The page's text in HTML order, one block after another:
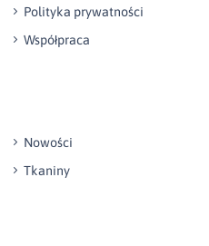
Polityka prywatności
Współpraca
Nowości
Tkaniny